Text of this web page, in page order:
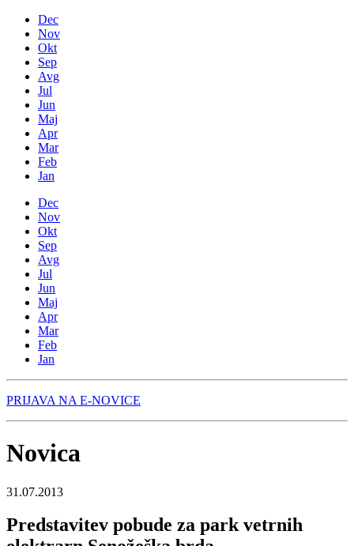
Dec
Nov
Okt
Sep
Avg
Jul
Jun
Maj
Apr
Mar
Feb
Jan
Dec
Nov
Okt
Sep
Avg
Jul
Jun
Maj
Apr
Mar
Feb
Jan
PRIJAVA NA E-NOVICE
Novica
31.07.2013
Predstavitev pobude za park vetrnih